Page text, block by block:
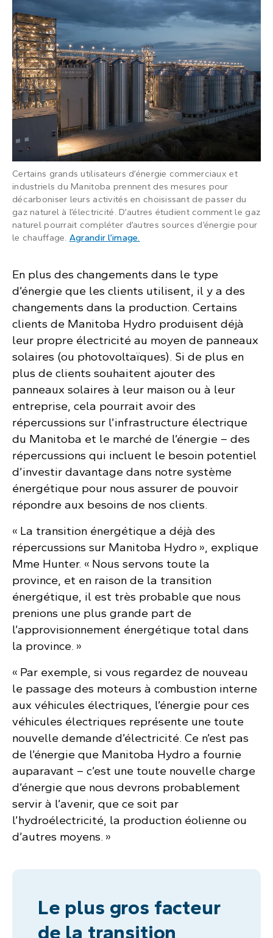
Certains grands utilisateurs d’énergie commerciaux et
industriels du Manitoba prennent des mesures pour
décarboniser leurs activités en choisissant de passer du
gaz naturel à l’électricité. D’autres étudient comment le gaz
naturel pourrait compléter d’autres sources d’énergie pour
le chauffage. Agrandir l’image.
En plus des changements dans le type
d’énergie que les clients utilisent, il y a des
changements dans la production. Certains
clients de Manitoba Hydro produisent déjà
leur propre électricité au moyen de panneaux
solaires (ou photovoltaïques). Si de plus en
plus de clients souhaitent ajouter des
panneaux solaires à leur maison ou à leur
entreprise, cela pourrait avoir des
répercussions sur l’infrastructure électrique
du Manitoba et le marché de l’énergie – des
répercussions qui incluent le besoin potentiel
d’investir davantage dans notre système
énergétique pour nous assurer de pouvoir
répondre aux besoins de nos clients.
« La transition énergétique a déjà des
répercussions sur Manitoba Hydro », explique
Mme Hunter. « Nous servons toute la
province, et en raison de la transition
énergétique, il est très probable que nous
prenions une plus grande part de
l’approvisionnement énergétique total dans
la province. »
« Par exemple, si vous regardez de nouveau
le passage des moteurs à combustion interne
aux véhicules électriques, l’énergie pour ces
véhicules électriques représente une toute
nouvelle demande d’électricité. Ce n’est pas
de l’énergie que Manitoba Hydro a fournie
auparavant – c’est une toute nouvelle charge
d’énergie que nous devrons probablement
servir à l’avenir, que ce soit par
l’hydroélectricité, la production éolienne ou
d’autres moyens. »
Le plus gros facteur
de la transition